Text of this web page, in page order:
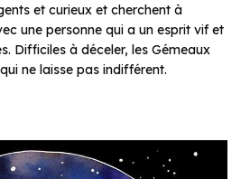
et curieux et cherchent à
une personne qui a un esprit vif et
Difficiles à déceler, les Gémeaux
ne laisse pas indifférent.